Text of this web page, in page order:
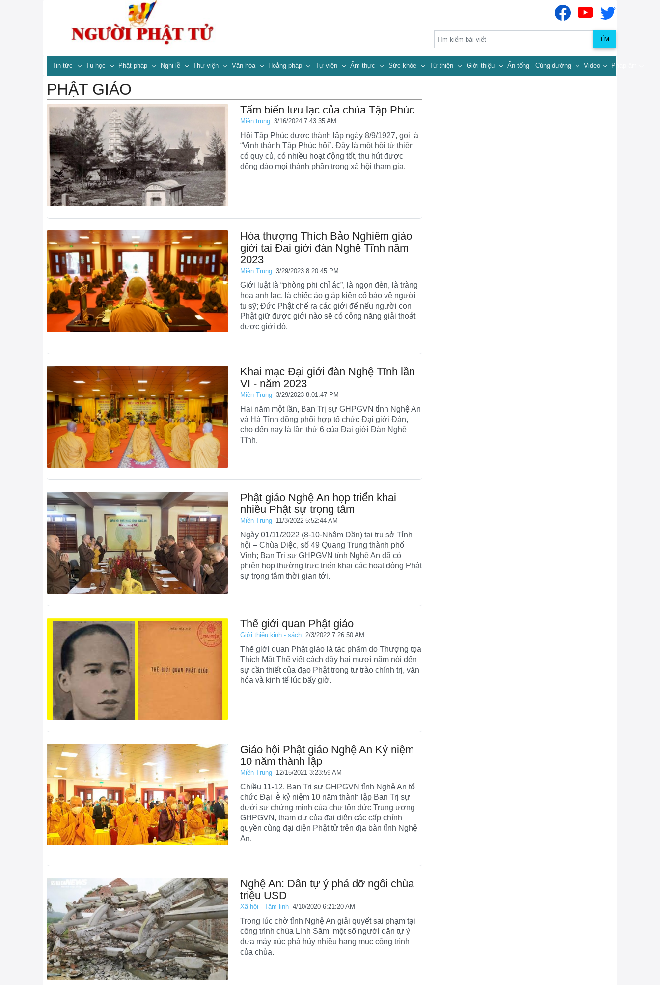
TÌM
Tin tức Tu học Phật pháp Nghi lễ Thư viện Văn hóa Hoằng pháp Tự viện Ẩm thực Sức khỏe Từ thiện Giới thiệu Ấn tống - Cúng dường Video Pháp âm
PHẬT GIÁO
Tấm biển lưu lạc của chùa Tập Phúc
Miền trung 3/16/2024 7:43:35 AM
Hội Tập Phúc được thành lập ngày 8/9/1927, gọi là
“Vinh thành Tập Phúc hội”. Đây là một hội từ thiện
có quy củ, có nhiều hoạt động tốt, thu hút được
đông đảo mọi thành phần trong xã hội tham gia.
Hòa thượng Thích Bảo Nghiêm giáo
giới tại Đại giới đàn Nghệ Tĩnh năm
2023
Miền Trung 3/29/2023 8:20:45 PM
Giới luật là “phòng phi chỉ ác”, là ngọn đèn, là tràng
hoa anh lạc, là chiếc áo giáp kiên cố bảo vệ người
tu sỹ; Đức Phật chế ra các giới để nếu người con
Phật giữ được giới nào sẽ có công năng giải thoát
được giới đó.
Khai mạc Đại giới đàn Nghệ Tĩnh lần
VI - năm 2023
Miền Trung 3/29/2023 8:01:47 PM
Hai năm một lần, Ban Trị sự GHPGVN tỉnh Nghệ An
và Hà Tĩnh đồng phối hợp tổ chức Đại giới Đàn,
cho đến nay là lần thứ 6 của Đại giới Đàn Nghệ
Tĩnh.
Phật giáo Nghệ An họp triển khai
nhiều Phật sự trọng tâm
Miền Trung 11/3/2022 5:52:44 AM
Ngày 01/11/2022 (8-10-Nhâm Dần) tại trụ sở Tỉnh
hội – Chùa Diệc, số 49 Quang Trung thành phố
Vinh; Ban Trị sự GHPGVN tỉnh Nghệ An đã có
phiên họp thường trực triển khai các hoạt động Phật
sự trọng tâm thời gian tới.
Thế giới quan Phật giáo
Giới thiệu kinh - sách 2/3/2022 7:26:50 AM
Thế giới quan Phật giáo là tác phẩm do Thượng tọa
Thích Mật Thể viết cách đây hai mươi năm nói đến
sự cần thiết của đạo Phật trong tư trào chính trị, văn
hóa và kinh tế lúc bấy giờ.
Giáo hội Phật giáo Nghệ An Kỷ niệm
10 năm thành lập
Miền Trung 12/15/2021 3:23:59 AM
Chiều 11-12, Ban Trị sự GHPGVN tỉnh Nghệ An tổ
chức Đại lễ kỷ niệm 10 năm thành lập Ban Trị sự
dưới sự chứng minh của chư tôn đức Trung ương
GHPGVN, tham dự của đại diện các cấp chính
quyền cùng đại diện Phật tử trên địa bàn tỉnh Nghệ
An.
Nghệ An: Dân tự ý phá dỡ ngôi chùa
triệu USD
Xã hội - Tâm linh 4/10/2020 6:21:20 AM
Trong lúc chờ tỉnh Nghệ An giải quyết sai phạm tại
công trình chùa Linh Sâm, một số người dân tự ý
đưa máy xúc phá hủy nhiều hạng mục công trình
của chùa.